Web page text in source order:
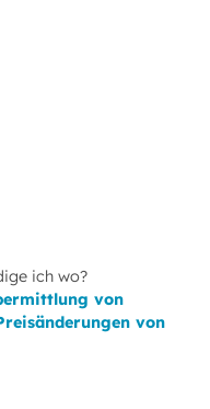
ich wo?
von
von